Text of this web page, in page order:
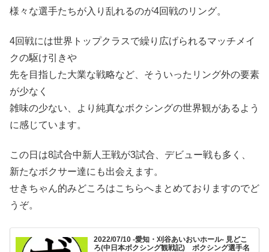
様々な選手たちが入り乱れるのが4回戦のリング。
4回戦には世界トップクラスで繰り広げられるマッチメイ
クの駆け引きや
先を目指した大業な戦略など、そういったリング外の要素
が少なく
雑味の少ない、より純真なボクシングの世界観があるよう
に感じています。
この日は8試合中新人王戦が3試合、デビュー戦も多く、
新たなボクサー達にも出会えます。
せきちゃん的みどころはこちらへまとめておりますのでど
うぞ。
2022/07/10 -愛知・刈谷あいおいホール- 見どこ
ろ(中日本ボクシング観戦記) ボクシング選手名